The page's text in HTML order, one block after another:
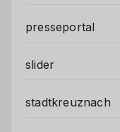
presseportal
slider
stadtkreuznach